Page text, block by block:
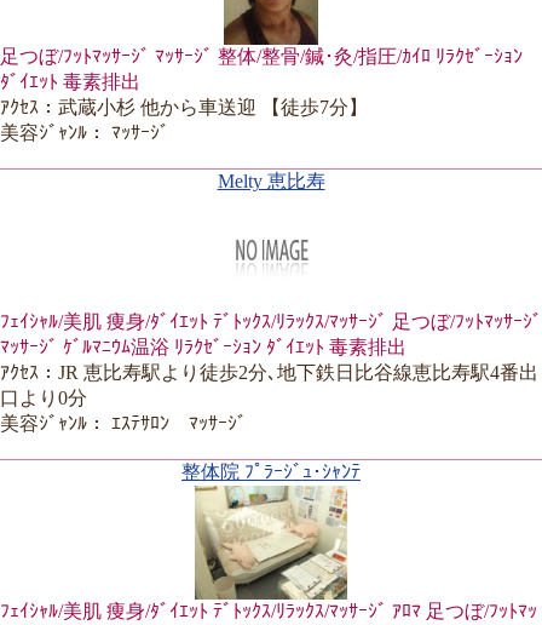
足つぼ/ﾌｯﾄﾏｯｻｰｼﾞ ﾏｯｻｰｼﾞ 整体/整骨/鍼･灸/指圧/ｶｲﾛ ﾘﾗｸｾﾞｰｼｮﾝ
ﾀﾞｲｴｯﾄ 毒素排出
ｱｸｾｽ：武蔵小杉 他から車送迎 【徒歩7分】
美容ｼﾞｬﾝﾙ： ﾏｯｻｰｼﾞ
Melty 恵比寿
ﾌｪｲｼｬﾙ/美肌 痩身/ﾀﾞｲｴｯﾄ ﾃﾞﾄｯｸｽ/ﾘﾗｯｸｽ/ﾏｯｻｰｼﾞ 足つぼ/ﾌｯﾄﾏｯｻｰｼﾞ
ﾏｯｻｰｼﾞ ｹﾞﾙﾏﾆｳﾑ温浴 ﾘﾗｸｾﾞｰｼｮﾝ ﾀﾞｲｴｯﾄ 毒素排出
ｱｸｾｽ：JR 恵比寿駅より徒歩2分､地下鉄日比谷線恵比寿駅4番出
口より0分
美容ｼﾞｬﾝﾙ： ｴｽﾃｻﾛﾝ ﾏｯｻｰｼﾞ
整体院 ﾌﾟﾗｰｼﾞｭ･ｼｬﾝﾃ
ﾌｪｲｼｬﾙ/美肌 痩身/ﾀﾞｲｴｯﾄ ﾃﾞﾄｯｸｽ/ﾘﾗｯｸｽ/ﾏｯｻｰｼﾞ ｱﾛﾏ 足つぼ/ﾌｯﾄﾏｯ